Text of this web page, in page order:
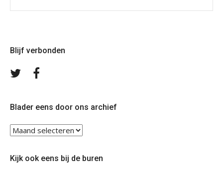
Blijf verbonden
Volg
Blader eens door ons archief
Blader
ons
Kijk ook eens bij de buren